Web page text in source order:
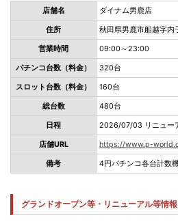
店舗名 ダイナム男鹿店
住所 秋田県男鹿市船越字
営業時間 09:00～23:00
パチンコ台数（料金） 320台
スロット台数（料金） 160台
総台数 480台
日程 2026/07/03 リニュー
店舗URL https://www.p-
備考 4円パチンコ各台計数
グランドオープン等・リニューアル等情報